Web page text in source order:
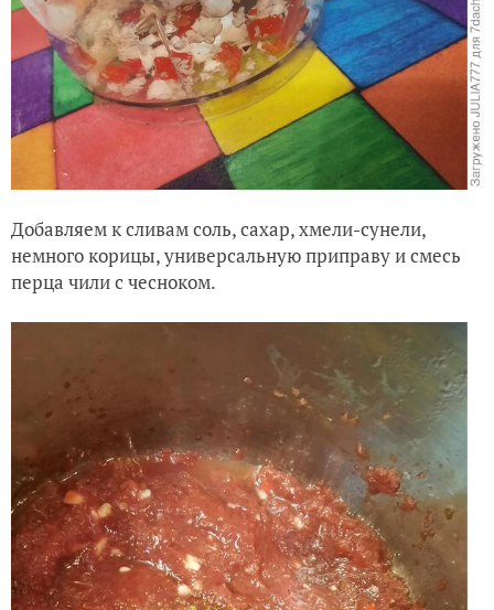
Добавляем к сливам соль, сахар, хмели-сунели,
немного корицы, универсальную приправу и смесь
перца чили с чесноком.